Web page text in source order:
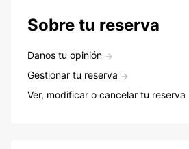
Sobre tu reserva
Danos tu opinión
Gestionar tu reserva
Ver, modificar o cancelar tu reserva